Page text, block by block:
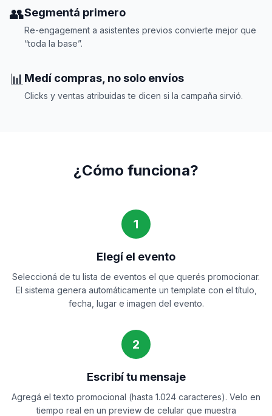
👥Segmentá primero
Re-engagement a asistentes previos convierte mejor que
“toda la base”.
📊Medí compras, no solo envíos
Clicks y ventas atribuidas te dicen si la campaña sirvió.
¿Cómo funciona?
1
Elegí el evento
Seleccioná de tu lista de eventos el que querés promocionar.
El sistema genera automáticamente un template con el título,
fecha, lugar e imagen del evento.
2
Escribí tu mensaje
Agregá el texto promocional (hasta 1.024 caracteres). Velo en
tiempo real en un preview de celular que muestra